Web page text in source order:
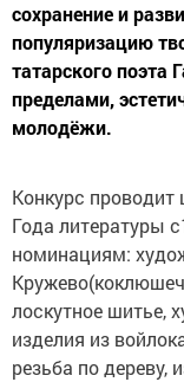
сохранение и
популяризацию
татарского поэта
пределами,
молодёжи.
Конкурс проводит
Года литературы
номинациям:
лоскутное шитье,
изделия из
резьба по дереву,